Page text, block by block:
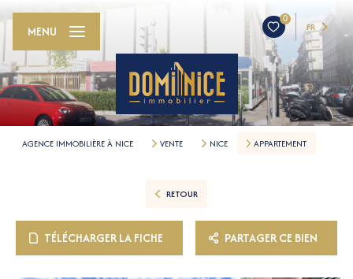
0
FR
MENU
AGENCE IMMOBILIÈRE À NICE VENTE NICE APPARTEMENT
RETOUR
TÉLÉCHARGER LA FICHE PARTAGER CE BIEN